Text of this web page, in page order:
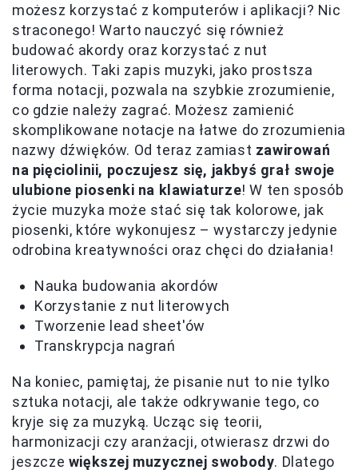
możesz korzystać z komputerów i aplikacji? Nic
straconego! Warto nauczyć się również
budować akordy oraz korzystać z nut
literowych. Taki zapis muzyki, jako prostsza
forma notacji, pozwala na szybkie zrozumienie,
co gdzie należy zagrać. Możesz zamienić
skomplikowane notacje na łatwe do zrozumienia
nazwy dźwięków. Od teraz zamiast zawirowań
na pięciolinii, poczujesz się, jakbyś grał swoje
ulubione piosenki na klawiaturze! W ten sposób
życie muzyka może stać się tak kolorowe, jak
piosenki, które wykonujesz – wystarczy jedynie
odrobina kreatywności oraz chęci do działania!
Nauka budowania akordów
Korzystanie z nut literowych
Tworzenie lead sheet'ów
Transkrypcja nagrań
Na koniec, pamiętaj, że pisanie nut to nie tylko
sztuka notacji, ale także odkrywanie tego, co
kryje się za muzyką. Ucząc się teorii,
harmonizacji czy aranżacji, otwierasz drzwi do
jeszcze większej muzycznej swobody. Dlatego